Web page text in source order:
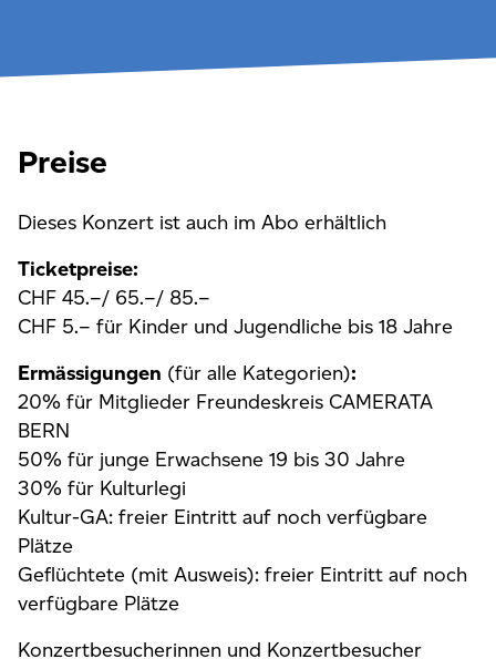
Preise
Dieses Konzert ist auch im Abo erhältlich
Ticketpreise:
CHF 45.–/ 65.–/ 85.–
CHF 5.– für Kinder und Jugendliche bis 18 Jahre
Ermässigungen (für alle Kategorien):
20% für Mitglieder Freundeskreis CAMERATA
BERN
50% für junge Erwachsene 19 bis 30 Jahre
30% für Kulturlegi
Kultur-GA: freier Eintritt auf noch verfügbare
Plätze
Geflüchtete (mit Ausweis): freier Eintritt auf noch
verfügbare Plätze
Konzertbesucherinnen und Konzertbesucher